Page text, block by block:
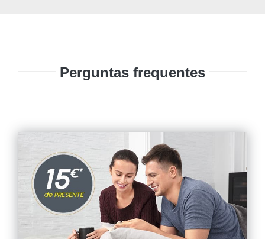
Perguntas frequentes